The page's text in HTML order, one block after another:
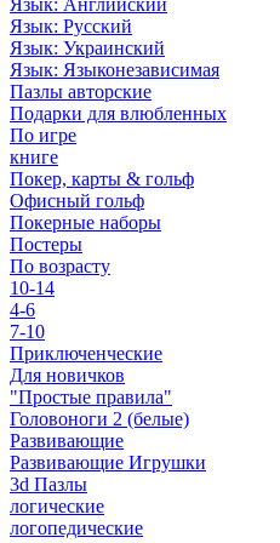
Язык: Английский
Язык: Русский
Язык: Украинский
Язык: Языконезависимая
Пазлы авторские
Подарки для влюбленных
По игре
книге
Покер, карты & гольф
Офисный гольф
Покерные наборы
Постеры
По возрасту
10-14
4-6
7-10
Приключенческие
Для новичков
"Простые правила"
Головоноги 2 (белые)
Развивающие
Развивающие Игрушки
3d Пазлы
логические
логопедические